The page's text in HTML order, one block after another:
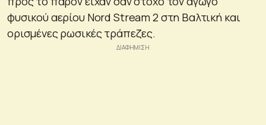
φυσικού αερίου Nord Stream 2 στη Βαλτική και
ορισμένες ρωσικές τράπεζες.